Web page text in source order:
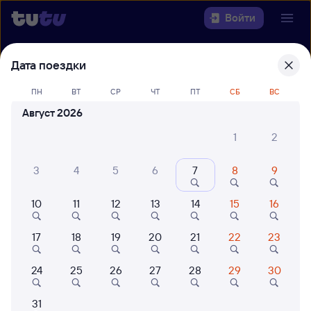
Войти
Выберите день, чтобы найти
билеты Москва — Бологое-
Московское
Когда
Кто едет
Дата поездки
ПН ВТ СР ЧТ ПТ СБ ВС
Август 2026
1
2
3 4 5 6 7 8 9
10 11 12 13 14 15 16
17 18 19 20 21 22 23
24 25 26 27 28 29 30
31